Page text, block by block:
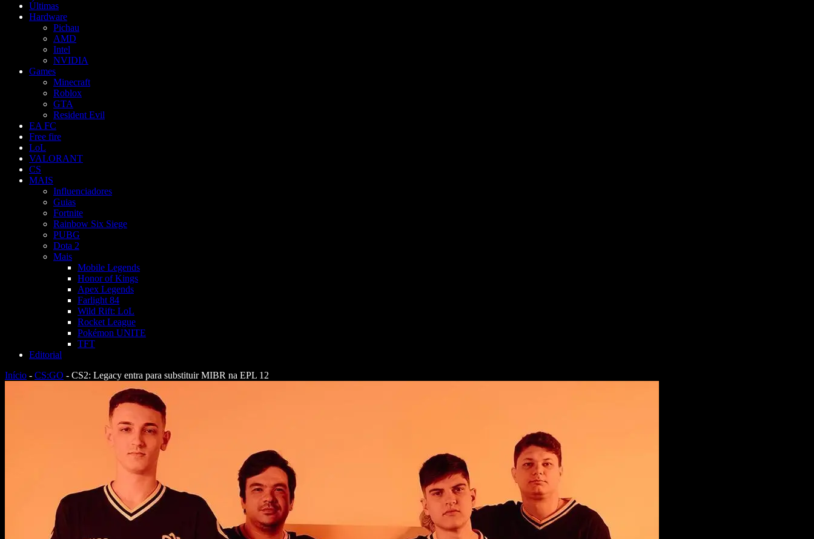
Últimas
Hardware
Pichau
AMD
Intel
NVIDIA
Games
Minecraft
Roblox
GTA
Resident Evil
EA FC
Free fire
LoL
VALORANT
CS
MAIS
Influenciadores
Guias
Fortnite
Rainbow Six Siege
PUBG
Dota 2
Mais
Mobile Legends
Honor of Kings
Apex Legends
Farlight 84
Wild Rift: LoL
Rocket League
Pokémon UNITE
TFT
Editorial
Início - CS:GO - CS2: Legacy entra para substituir MIBR na EPL 12